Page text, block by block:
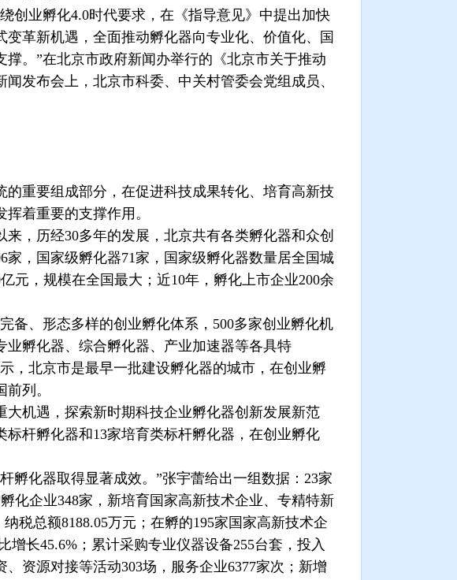
创业孵化4.0时代要求，在《指导意见》中提出加快
革新机遇，全面推动孵化器向专业化、价值化、国
。”在北京市政府新闻办举行的《北京市关于推动
发布会上，北京市科委、中关村管委会党组成员、
重要组成部分，在促进科技成果转化、培育高新技
着重要的支撑作用。
来，历经30多年的发展，北京共有各类孵化器和众创
家，国家级孵化器71家，国家级孵化器数量居全国城
亿元，规模在全国最大；近10年，孵化上市企业200余
、形态多样的创业孵化体系， 500多家创业孵化机
孵化器、综合孵化器、产业加速器等各具特
，北京市是最早一批建设孵化器的城市，在创业孵
列。
机遇，探索新时期科技企业孵化器创新发展新范
标杆孵化器和13家培育类标杆孵化器，在创业孵化
孵化器取得显著成效。”张宇蕾给出一组数据： 23家
化企业348家，新培育国家高新技术企业、专精特新
纳税总额8188.05万元；在孵的195家国家高新技术企
增长45.6% ；累计采购专业仪器设备255台套，投入
、资源对接等活动303场，服务企业6377家次；新增